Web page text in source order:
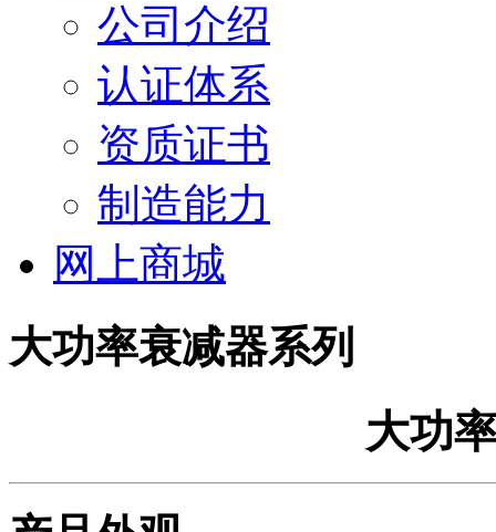
公司介绍
认证体系
资质证书
制造能力
网上商城
大功率衰减器系列
大功